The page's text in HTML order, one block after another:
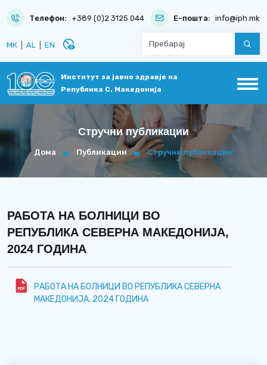
Телефон: +389 (0)2 3125 044 Е-пошта: info@iph.mk
МК AL EN disabled_visible
Институт за јавно здравје на
Република С. Македонија
Стручни публикации
Дома Публикации Стручни публикации
РАБОТА НА БОЛНИЦИ ВО
РЕПУБЛИКА СЕВЕРНА МАКЕДОНИЈА,
2024 ГОДИНА
РАБОТА НА БОЛНИЦИ ВО РЕПУБЛИКА СЕВЕРНА
МАКЕДОНИЈА, 2024 ГОДИНА